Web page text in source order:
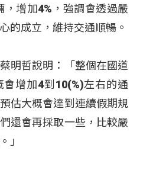
，增加4%，強調會透過嚴
的成立，維持交通順暢。
明哲說明：「整個在國道
增加4到10(%)左右的通
估大概會達到連續假期規
還會再採取一些，比較嚴
」